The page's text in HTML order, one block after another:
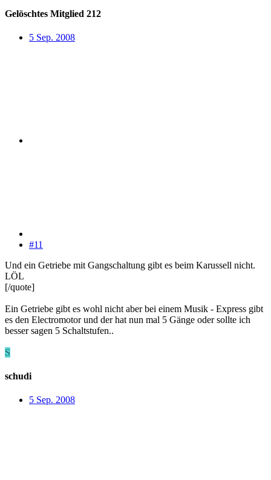
Gelöschtes Mitglied 212
5 Sep. 2008
#11
Und ein Getriebe mit Gangschaltung gibt es beim Karussell nicht.
LÖL
[/quote]
Ein Getriebe gibt es wohl nicht aber bei einem Musik - Express gibt
es den Electromotor und der hat nun mal 5 Gänge oder sollte ich
besser sagen 5 Schaltstufen..
S
schudi
5 Sep. 2008